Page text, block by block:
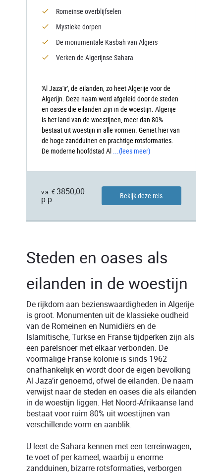
Romeinse overblijfselen
Mystieke dorpen
De monumentale Kasbah van Algiers
Verken de Algerijnse Sahara
'Al Jaza'ir', de eilanden, zo heet Algerije voor de
Algerijn. Deze naam werd afgeleid door de steden
en oases die eilanden zijn in de woestijn. Algerije
is het land van de woestijnen, meer dan 80%
bestaat uit woestijn in alle vormen. Geniet hier van
de hoge zandduinen en prachtige rotsformaties.
De moderne hoofdstad Al ...(lees meer)
v.a. € 3850,00
p.p.
Bekijk deze reis
Steden en oases als
eilanden in de woestijn
De rijkdom aan bezienswaardigheden in Algerije
is groot. Monumenten uit de klassieke oudheid
van de Romeinen en Numidiërs en de
Islamitische, Turkse en Franse tijdperken zijn als
een parelsnoer met elkaar verbonden. De
voormalige Franse kolonie is sinds 1962
onafhankelijk en wordt door de eigen bevolking
Al Jaza’ir genoemd, ofwel de eilanden. De naam
verwijst naar de steden en oases die als eilanden
in de woestijn liggen. Het Noord-Afrikaanse land
bestaat voor ruim 80% uit woestijnen van
verschillende vorm en aanblik.
U leert de Sahara kennen met een terreinwagen,
te voet of per kameel, waarbij u enorme
zandduinen, bizarre rotsformaties, verborgen